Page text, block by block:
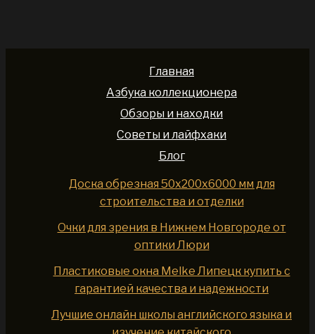
Главная
Азбука коллекционера
Обзоры и находки
Советы и лайфхаки
Блог
Доска обрезная 50x200x6000 мм для
строительства и отделки
Очки для зрения в Нижнем Новгороде от
оптики Люри
Пластиковые окна Melke Липецк купить с
гарантией качества и надежности
Лучшие онлайн школы английского языка и